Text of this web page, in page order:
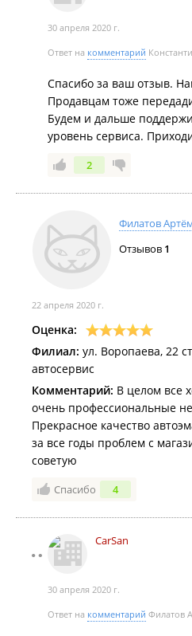
30 апреля 2020 г.
Ответ на комментарий
Спасибо за ваш отзыв.
Продавцам тоже
Будем и дальше
уровень сервиса.
2
Филатов
Отзывов 1
22 апреля 2020 г.
Оценка:
Филиал: ул. Воропаева, 22
автосервис
Комментарий: В целом все
очень профессиональные
Прекрасное качество
за все годы проблем с
советую
Спасибо 4
CarSan
30 апреля 2020 г.
Ответ на комментарий Филатов